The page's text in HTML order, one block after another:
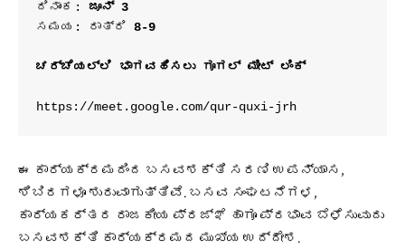
ದಿನಾಂಕ: ಜೂನ್ 3
ಸಮಯ: ರಾತ್ರಿ 8-9
ಚರ್ಚೆಯಲ್ಲಿ ಭಾಗವಹಿಸಲು ಗೂಗಲ್ ಮೀಟ್ ಲಿಂಕ್
https://meet.google.com/qur-quxi-jrh
ಈ ಕಾರ್ಯಕ್ರಮದಿಂದ ಬಸವಶಕ್ತಿ ಸರಣಿ ಉಪನ್ಯಾಸ,
ಶಿಬಿರಗಳೂ ಶುರುವಾಗುತ್ತಿವೆ. ಬಸವ ಸಂಘಟನೆಗಳ,
ಕಾರ್ಯಕರ್ತರ ರಾಜಕೀಯ ಪ್ರಜ್ಞೆ ಹಾಗೂ ಪ್ರಭಾವ ಬೆಳೆಸುವುದು
ಬಸವಶಕ್ತಿ ಕಾರ್ಯಕ್ರಮದ ಮುಖ್ಯ ಉದ್ದೇಶ.